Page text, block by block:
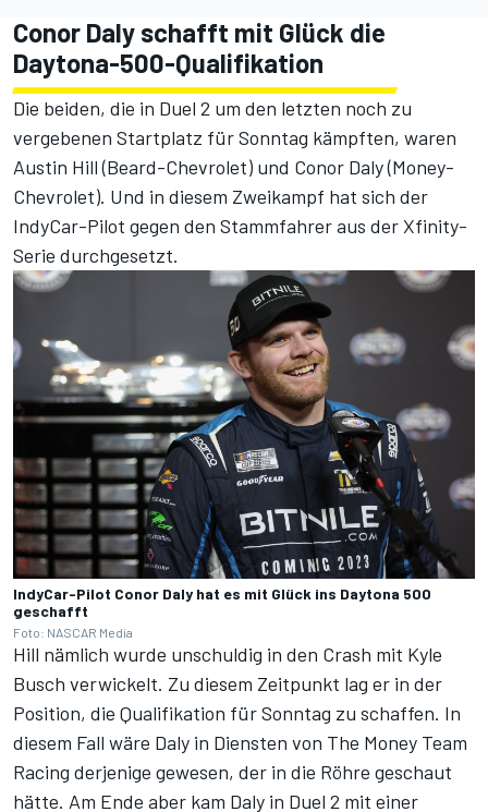
Conor Daly schafft mit Glück die
Daytona-500-Qualifikation
Die beiden, die in Duel 2 um den letzten noch zu
vergebenen Startplatz für Sonntag kämpften, waren
Austin Hill (Beard-Chevrolet) und Conor Daly (Money-
Chevrolet). Und in diesem Zweikampf hat sich der
IndyCar-Pilot gegen den Stammfahrer aus der Xfinity-
Serie durchgesetzt.
IndyCar-Pilot Conor Daly hat es mit Glück ins Daytona 500
geschafft
Foto: NASCAR Media
Hill nämlich wurde unschuldig in den Crash mit Kyle
Busch verwickelt. Zu diesem Zeitpunkt lag er in der
Position, die Qualifikation für Sonntag zu schaffen. In
diesem Fall wäre Daly in Diensten von The Money Team
Racing derjenige gewesen, der in die Röhre geschaut
hätte. Am Ende aber kam Daly in Duel 2 mit einer